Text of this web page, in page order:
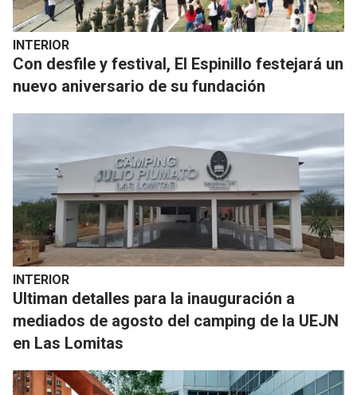
INTERIOR
Con desfile y festival, El Espinillo festejará un
nuevo aniversario de su fundación
INTERIOR
Ultiman detalles para la inauguración a
mediados de agosto del camping de la UEJN
en Las Lomitas